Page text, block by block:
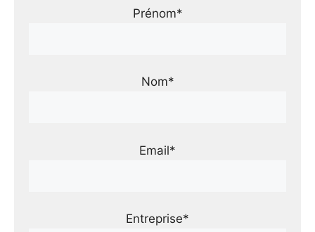
Prénom*
Nom*
Email*
Entreprise*